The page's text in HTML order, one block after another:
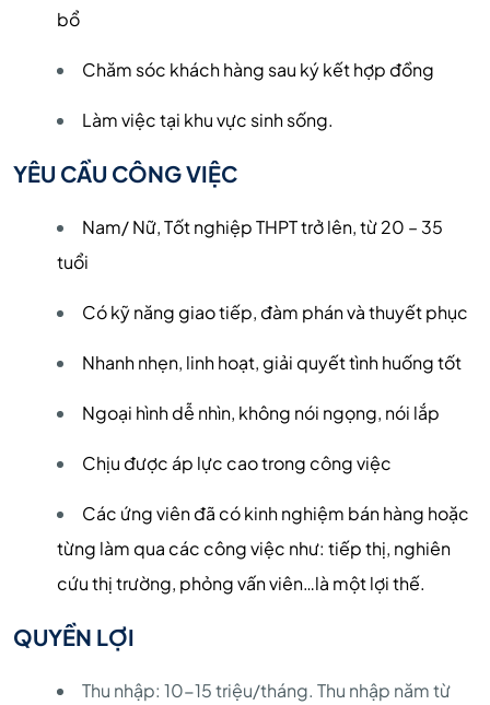
bổ
Chăm sóc khách hàng sau ký kết hợp đồng
Làm việc tại khu vực sinh sống.
YÊU CẦU CÔNG VIỆC
Nam/ Nữ, Tốt nghiệp THPT trở lên, từ 20 – 35
tuổi
Có kỹ năng giao tiếp, đàm phán và thuyết phục
Nhanh nhẹn, linh hoạt, giải quyết tình huống tốt
Ngoại hình dễ nhìn, không nói ngọng, nói lắp
Chịu được áp lực cao trong công việc
Các ứng viên đã có kinh nghiệm bán hàng hoặc
từng làm qua các công việc như: tiếp thị, nghiên
cứu thị trường, phỏng vấn viên…là một lợi thế.
QUYỀN LỢI
Thu nhập: 10-15 triệu/tháng. Thu nhập năm từ